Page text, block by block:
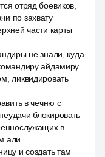
отряд боевиков,
по захвату
части карты
не знали, куда
айдамиру
ликвидировать
в чечню с
блокировать
в
али.
и создать там